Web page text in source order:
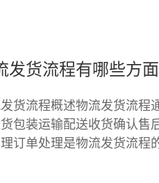
发货流程有哪些方面
货流程概述物流发货流程
包装运输配送收货确认售
订单处理是物流发货流程